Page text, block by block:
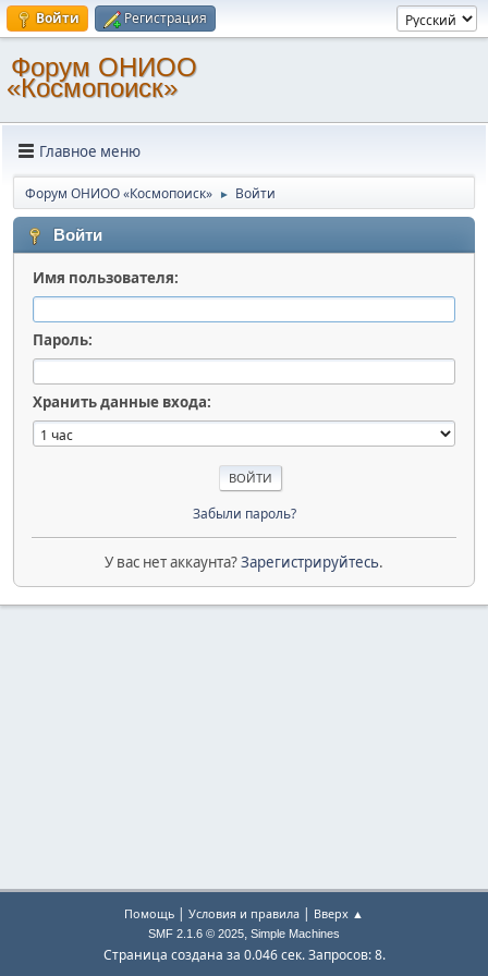
Войти Регистрация
Форум ОНИОО
«Космопоиск»
Главное меню
Форум ОНИОО «Космопоиск» ► Войти
Войти
Имя пользователя:
Пароль:
Хранить данные входа:
Забыли пароль?
У вас нет аккаунта?Зарегистрируйтесь.
Помощь | Условия и правила | Вверх ▲
SMF 2.1.6 © 2025, Simple Machines
Страница создана за 0.046 сек. Запросов: 8.